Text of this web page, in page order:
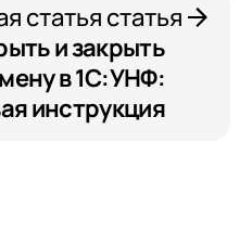
статья статья
и закрыть
в 1С:УНФ:
инструкция